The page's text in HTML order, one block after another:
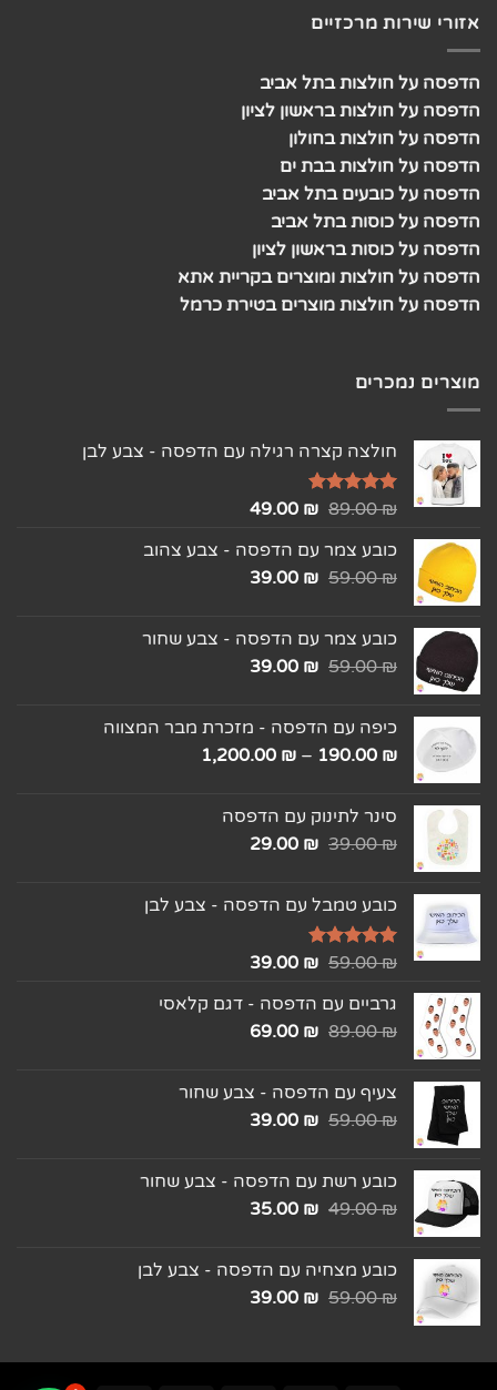
אזורי שירות מרכזיים
הדפסה על חולצות בתל אביב
הדפסה על חולצות בראשון לציון
הדפסה על חולצות בחולון
הדפסה על חולצות בבת ים
הדפסה על כובעים בתל אביב
הדפסה על כוסות בתל אביב
הדפסה על כוסות בראשון לציון
הדפסה על חולצות ומוצרים בקריית אתא
הדפסה על חולצות מוצרים בטירת כרמל
מוצרים נמכרים
חולצה קצרה רגילה עם הדפסה - צבע לבן
דורג5.00
89.00₪
49.00 ₪
כובע צמר עם הדפסה - צבע צהוב
59.00₪
39.00 ₪
כובע צמר עם הדפסה - צבע שחור
59.00₪
39.00 ₪
כיפה עם הדפסה - מזכרת מבר המצווה
190.00 ₪
–
1,200.00 ₪
סינר לתינוק עם הדפסה
39.00₪
29.00 ₪
כובע טמבל עם הדפסה - צבע לבן
דורג5.00
59.00₪
39.00 ₪
גרביים עם הדפסה - דגם קלאסי
89.00₪
69.00 ₪
צעיף עם הדפסה - צבע שחור
59.00₪
39.00 ₪
כובע רשת עם הדפסה - צבע שחור
49.00₪
35.00 ₪
כובע מצחיה עם הדפסה - צבע לבן
59.00₪
39.00 ₪